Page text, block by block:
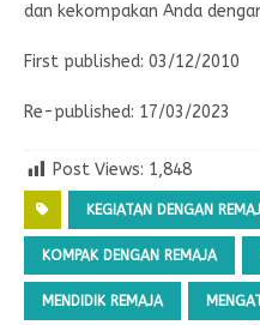
dan kekompakan Anda
First published: 03/12/2010
Re-published: 17/03/2023
Post Views: 1,848
KEGIATAN DENGAN
KOMPAK DENGAN REMAJA
MENDIDIK REMAJA